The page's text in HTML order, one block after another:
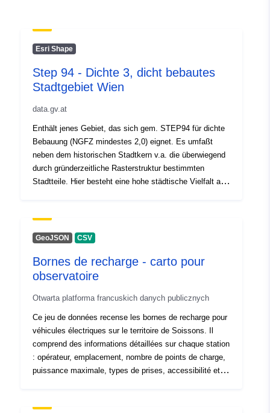
erfgoed-gent
uriRef:
Prawa dostępu: public
Esri Shape
Step 94 - Dichte 3, dicht bebautes
Stadtgebiet Wien
data.gv.at
Enthält jenes Gebiet, das sich gem. STEP94 für dichte
Bebauung (NGFZ mindestes 2,0) eignet. Es umfaßt
neben dem historischen Stadtkern v.a. die überwiegend
durch gründerzeitliche Rasterstruktur bestimmten
Stadtteile. Hier besteht eine hohe städtische Vielfalt an
GeoJSON CSV
Bornes de recharge - carto pour
observatoire
Otwarta platforma francuskich danych publicznych
Ce jeu de données recense les bornes de recharge pour
véhicules électriques sur le territoire de Soissons. Il
comprend des informations détaillées sur chaque station
: opérateur, emplacement, nombre de points de charge,
puissance maximale, types de prises, accessibilité et